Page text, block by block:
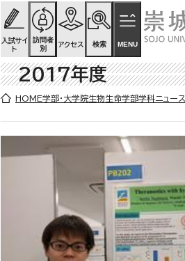
ページの先頭です
ページ内を移動するためのリンク
本文(c)へ
入試サイ
ト
訪問者
別
アクセス 検索 MENU
ここから本文です。
2017年度
HOME学部・大学院生物生命学部学科ニュース